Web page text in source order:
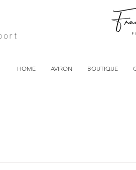
HOME AVIRON BOUTIQUE